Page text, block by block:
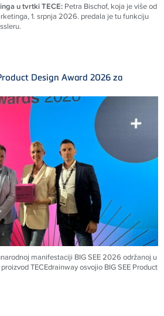
u tvrtki TECE: Petra Bischof, koja je više od
1. srpnja 2026. predala je tu funkciju
Design Award 2026 za
manifestaciji BIG SEE 2026 održanoj u
TECEdrainway osvojio BIG SEE Product